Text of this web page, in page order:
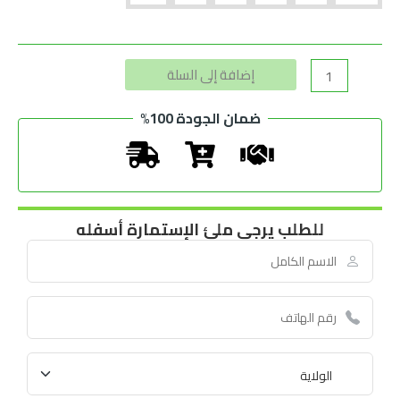
إضافة إلى السلة
ضمان الجودة 100%
للطلب يرجى ملئ الإستمارة أسفله